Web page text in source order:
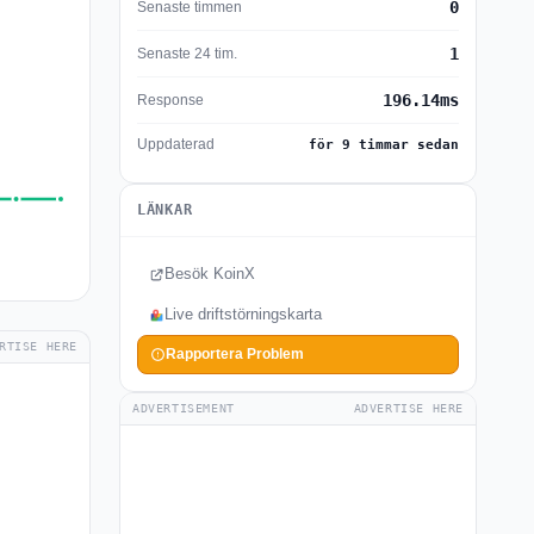
HERE
Senaste timmen 0
Senaste 24 tim. 1
Response 196.14ms
Uppdaterad för 9 timmar sedan
LÄNKAR
Besök KoinX
Live driftstörningskarta
Rapportera Problem
ADVERTISEMENT ADVERTISE HERE